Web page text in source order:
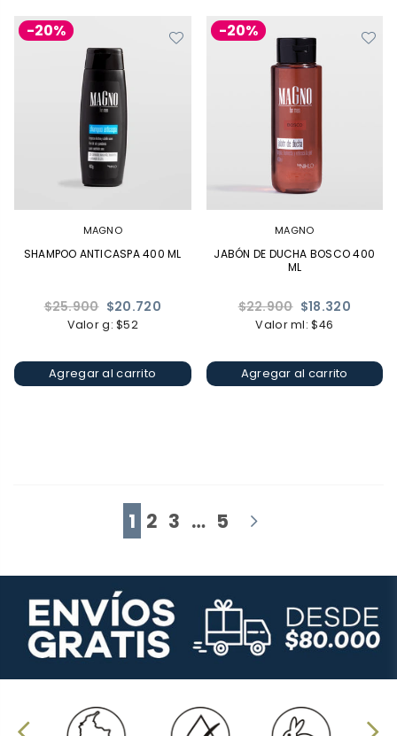
-20%
MAGNO
SHAMPOO ANTICASPA 400 ML
Precio
habitual
$25.900 $20.720
Valor g: $52
Agregar al carrito
-20%
MAGNO
JABÓN DE DUCHA BOSCO 400
ML
Precio
habitual
$22.900 $18.320
Valor ml: $46
Agregar al carrito
1 2 3 … 5